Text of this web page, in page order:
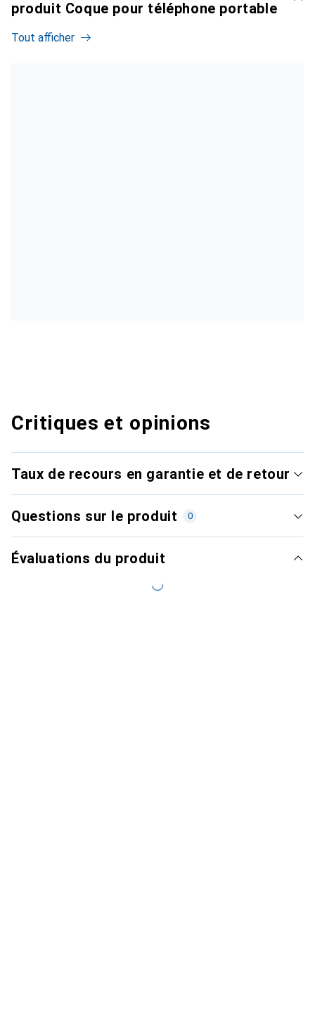
produit Coque pour téléphone portable
Tout afficher
Critiques et opinions
Taux de recours en garantie et de retour
Questions sur le produit 0
Évaluations du produit